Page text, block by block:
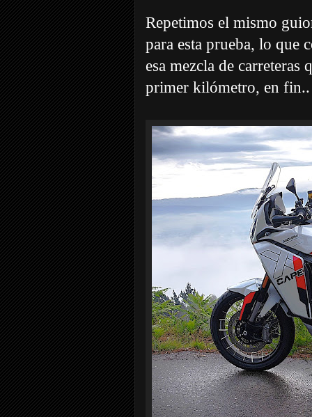
Repetimos el mismo
para esta prueba, lo que
esa mezcla de
primer kilómetro, en fin..